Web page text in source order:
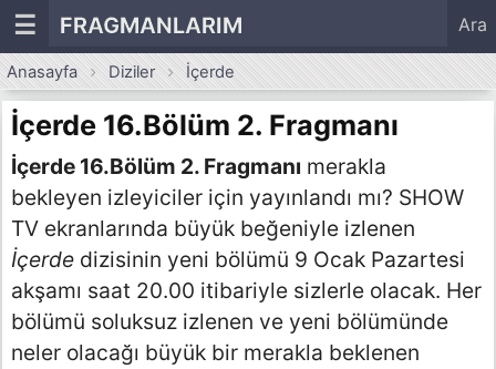
☰ FRAGMANLARIM Ara
Anasayfa Diziler İçerde
İçerde 16.Bölüm 2. Fragmanı
İçerde 16.Bölüm 2. Fragmanı merakla
bekleyen izleyiciler için yayınlandı mı? SHOW
TV ekranlarında büyük beğeniyle izlenen
İçerde dizisinin yeni bölümü 9 Ocak Pazartesi
akşamı saat 20.00 itibariyle sizlerle olacak. Her
bölümü soluksuz izlenen ve yeni bölümünde
neler olacağı büyük bir merakla beklenen